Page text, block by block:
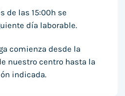
de las 15:00h se
día laborable.
comienza desde la
nuestro centro hasta la
indicada.